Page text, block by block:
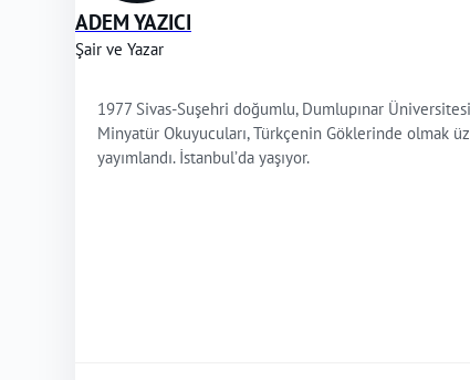
ADEM YAZICI
Şair ve Yazar
1977 Sivas-Suşehri doğumlu, Dumlupınar
Minyatür Okuyucuları, Türkçenin Göklerinde olmak
yayımlandı. İstanbul’da yaşıyor.